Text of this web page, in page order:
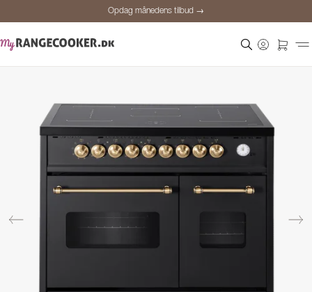
Opdag månedens tilbud →
Opdag månedens tilbud →